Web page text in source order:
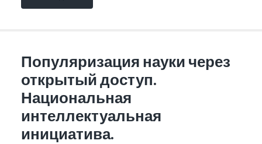
Популяризация науки через
открытый доступ.
Национальная
интеллектуальная
инициатива.